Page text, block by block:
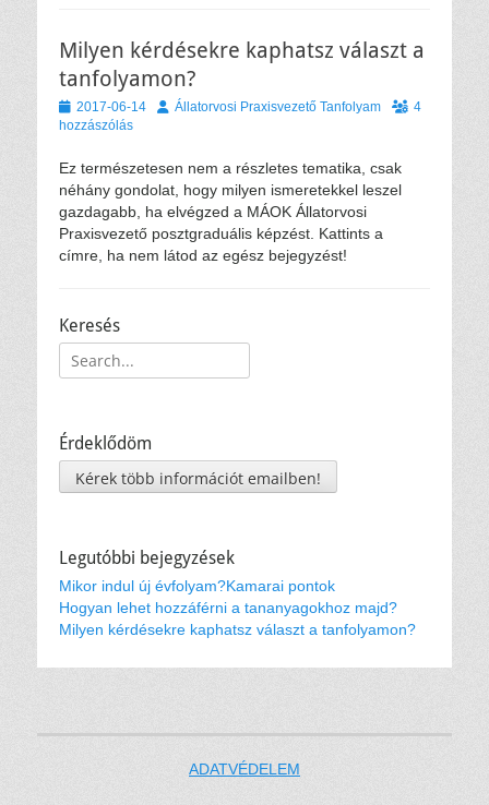
Milyen kérdésekre kaphatsz választ a
tanfolyamon?
Közzétéve
2017-06-14 SzerzőÁllatorvosi Praxisvezető Tanfolyam
4
hozzászólás
Ez természetesen nem a részletes tematika, csak
néhány gondolat, hogy milyen ismeretekkel leszel
gazdagabb, ha elvégzed a MÁOK Állatorvosi
Praxisvezető posztgraduális képzést. Kattints a
címre, ha nem látod az egész bejegyzést!
Keresés
Keresés:
Érdeklődöm
Kérek több információt emailben!
Legutóbbi bejegyzések
Mikor indul új évfolyam?Kamarai pontok
Hogyan lehet hozzáférni a tananyagokhoz majd?
Milyen kérdésekre kaphatsz választ a tanfolyamon?
ADATVÉDELEM